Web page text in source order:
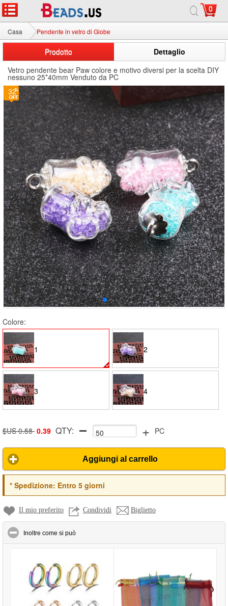
0
Casa Pendente in vetro di Globe
Prodotto
Dettaglio
Vetro pendente bear Paw colore e motivo diversi per la scelta DIY
nessuno 25*40mm Venduto da PC
Colore:
1 2
3 4
$US 0.58 0.39 QTY: + PC
Aggiungi al carrello
*Spedizione: Entro 5 giorni
Il mio preferito Condividi Biglietto
Inoltre come si può